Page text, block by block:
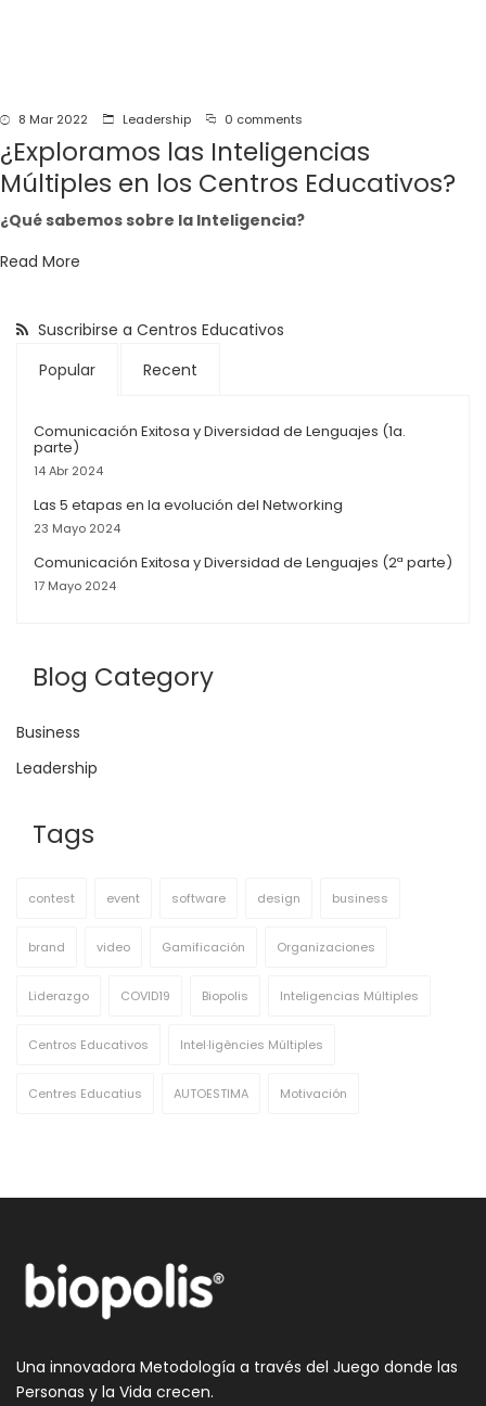
8 Mar 2022 Leadership 0 comments
¿Exploramos las Inteligencias
Múltiples en los Centros Educativos?
¿Qué sabemos sobre la Inteligencia?
Read More
Suscribirse a Centros Educativos
Popular
Recent
Comunicación Exitosa y Diversidad de Lenguajes (1a.
parte)
14 Abr 2024
Las 5 etapas en la evolución del Networking
23 Mayo 2024
Comunicación Exitosa y Diversidad de Lenguajes (2ª parte)
17 Mayo 2024
Blog Category
Business
Leadership
Tags
contest event software design business
brand video Gamificación Organizaciones
Liderazgo COVID19 Biopolis Inteligencias Múltiples
Centros Educativos Intel·ligències Múltiples
Centres Educatius AUTOESTIMA Motivación
Una innovadora Metodología a través del Juego donde las
Personas y la Vida crecen.